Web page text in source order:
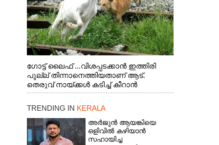
ഗോട്ട് ലൈഫ് ...വിശപ്പടക്കാൻ ഇത്തിരി
പുല്ല് തിന്നാനെത്തിയതാണ് ആട്.
തെരുവ് നായ്ക്കൾ കടിച്ച് കീറാൻ
വന്നതോടെ വയറിന്റെ ആന്തൽ മറന്ന്
വാത്തുരുത്തിയിൽ നിന്നുള്ള കാഴ്ച
TRENDING IN KERALA
അർജുൻ ആയങ്കിയെ
ഒളിവിൽ കഴിയാൻ
സഹായിച്ച